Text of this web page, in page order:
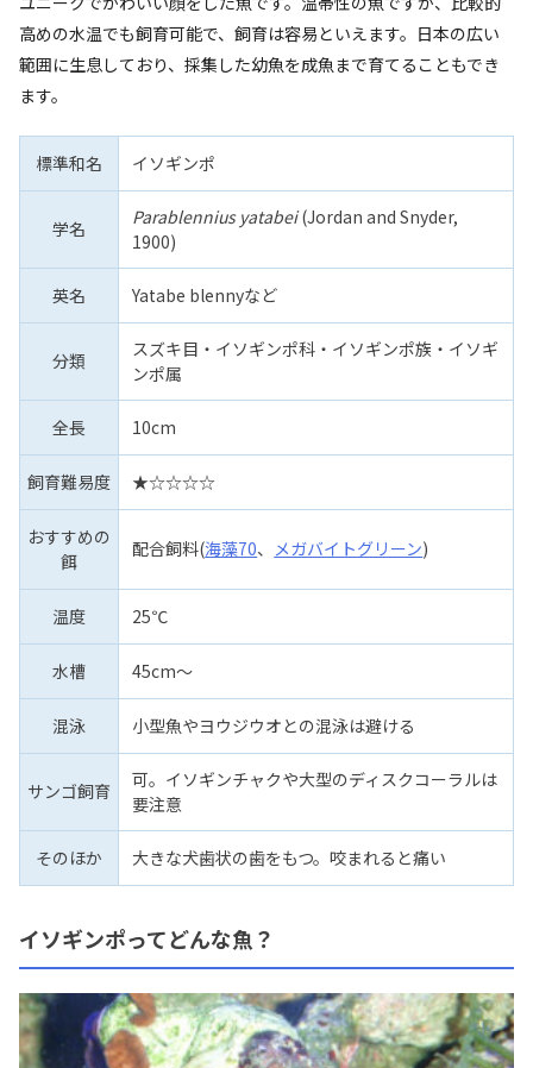
高めの水温でも飼育可能で、飼育は容易といえます。日本の広い
範囲に生息しており、採集した幼魚を成魚まで育てることもでき
ます。
標準和名 イソギンポ
学名 Parablennius yatabei(Jordan and Snyder,
1900)
英名 Yatabe blennyなど
分類
スズキ目・イソギンポ科・イソギンポ族・イソギ
ンポ属
全長 10cm
飼育難易度 ★☆☆☆☆
おすすめの
餌
配合飼料(海藻70、 メガバイトグリーン)
温度 25℃
水槽 45cm～
混泳 小型魚やヨウジウオとの混泳は避ける
サンゴ飼育
可。イソギンチャクや大型のディスクコーラルは
要注意
そのほか 大きな犬歯状の歯をもつ。咬まれると痛い
イソギンポってどんな魚？